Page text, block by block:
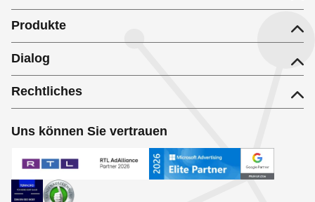
Produkte
Dialog
Rechtliches
Uns können Sie vertrauen